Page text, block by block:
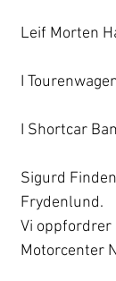
Leif Morten
I
I Shortcar
Sigurd
Frydenlund.
Vi
Motorcenter